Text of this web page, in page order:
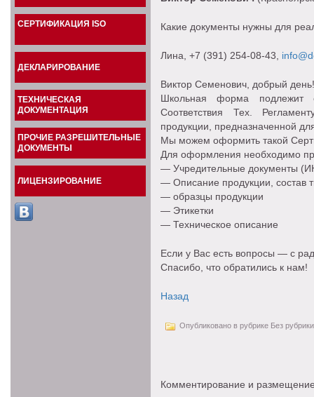
СЕРТИФИКАЦИЯ ISO
ДЕКЛАРИРОВАНИЕ
ТЕХНИЧЕСКАЯ
ДОКУМЕНТАЦИЯ
ПРОЧИЕ РАЗРЕШИТЕЛЬНЫЕ
ДОКУМЕНТЫ
ЛИЦЕНЗИРОВАНИЕ
Какие документы нужны для
Лина , +7 (391) 254-08-43,
Виктор Семенович, добрый день!
Школьная форма подлежит
Соответствия Тех.
продукции, предназначенной
Мы можем оформить такой
Для оформления необходимо
— Учредительные документы
— Описание продукции, состав
— образцы продукции
— Этикетки
— Техническое описание
Если у Вас есть вопросы — с
Спасибо, что обратились к нам!
Назад
Опубликовано в рубрике Без рубрики
Комментирование и